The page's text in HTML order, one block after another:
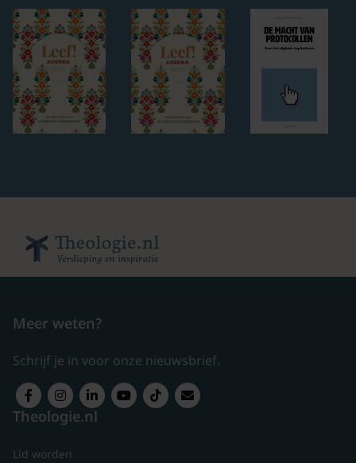
Meer weten?
Schrijf je in voor onze nieuwsbrief.
Theologie.nl
Lid worden